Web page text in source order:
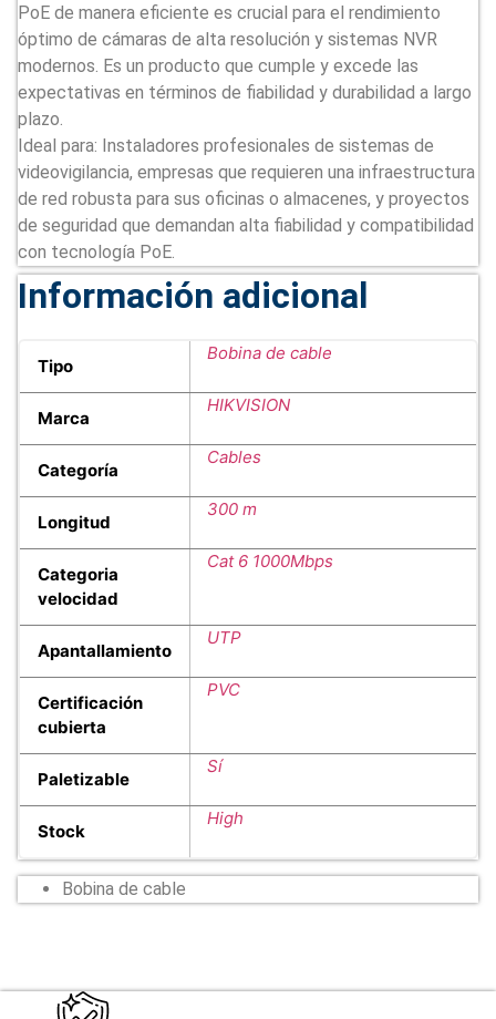
PoE de manera eficiente es crucial para el rendimiento
óptimo de cámaras de alta resolución y sistemas NVR
modernos. Es un producto que cumple y excede las
expectativas en términos de fiabilidad y durabilidad a largo
plazo.
Ideal para: Instaladores profesionales de sistemas de
videovigilancia, empresas que requieren una infraestructura
de red robusta para sus oficinas o almacenes, y proyectos
de seguridad que demandan alta fiabilidad y compatibilidad
con tecnología PoE.
Información adicional
Tipo
Bobina de cable
Marca
HIKVISION
Categoría
Cables
Longitud
300 m
Categoria
velocidad
Cat 6 1000Mbps
Apantallamiento
UTP
Certificación
cubierta
PVC
Paletizable
Sí
Stock
High
Bobina de cable